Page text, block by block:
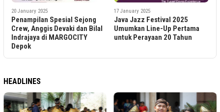
20 January 2025
Penampilan Spesial Sejong
Crew, Anggis Devaki dan Bilal
Indrajaya di MARGOCITY
Depok
17 January 2025
Java Jazz Festival 2025
Umumkan Line-Up Pertama
untuk Perayaan 20 Tahun
HEADLINES